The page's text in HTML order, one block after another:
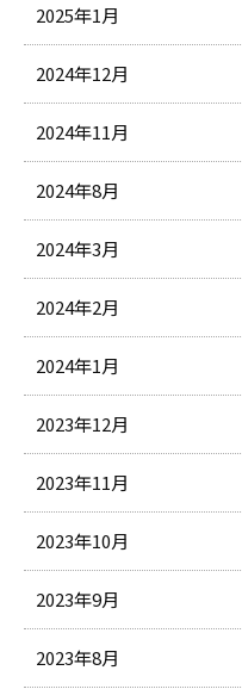
2025年1月
2024年12月
2024年11月
2024年8月
2024年3月
2024年2月
2024年1月
2023年12月
2023年11月
2023年10月
2023年9月
2023年8月